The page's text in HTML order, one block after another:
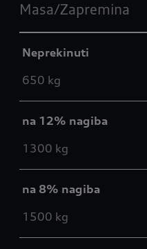
Masa/Zapremina
Neprekinuti
650 kg
na 12% nagiba
1300 kg
na 8% nagiba
1500 kg